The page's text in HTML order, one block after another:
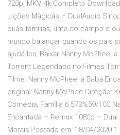
720p, MKV, 4k Completo
Lições Mágicas – DualAudio
duas famílias, uma do campo e
mundo balançar quando os pais
ajudá-los, Baixar Nanny McPhee,
Torrent Legendado no Filmes
Filme: Nanny McPhee, a Babá
original: Nanny McPhee Direção:
Comédia, Família 6.573%59/100
Encantada – Remux 1080p –
Morais Postado em: 18/04/2020 1